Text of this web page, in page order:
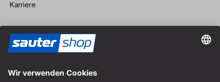
Karriere